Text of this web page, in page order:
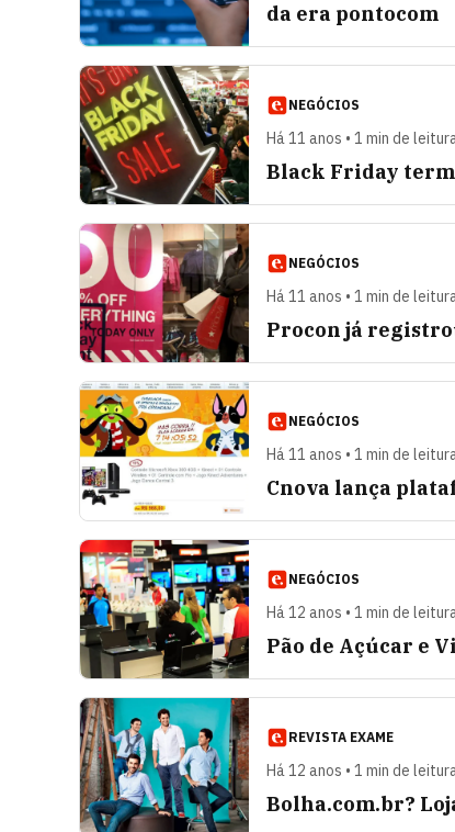
da era pontocom
NEGÓCIOS
Há 11 anos • 1 min de
Black Friday
NEGÓCIOS
Há 11 anos • 1 min de
Procon já
NEGÓCIOS
Há 11 anos • 1 min de
Cnova lança
NEGÓCIOS
Há 12 anos • 1 min de
Pão de Açúcar e
REVISTA EXAME
Há 12 anos • 1 min de
Bolha.com.br?